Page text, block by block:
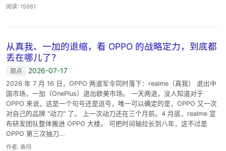
阅读: 15981
从真我、一加的退缩，看 OPPO 的战略定力，到底都
丢在哪儿了？
观点 2026-07-17
2026 年 7 月 16 日，OPPO 两道军令同时落下：realme（真我） 退出中
国市场，一加（OnePlus）退出欧美市场。 一天两退，没人知道对于
OPPO 来说，这是一个句号还是逗号，唯一可以确定的是，OPPO 又一次
对自己的品牌 "动刀" 了。 上一次动刀还在三个月前。4 月底，realme 宣
布研发团队整体搬进 OPPO 大楼。 可把时间轴拉长到八年，这不过是
OPPO 第三次抽刀...
作者: 袁闯